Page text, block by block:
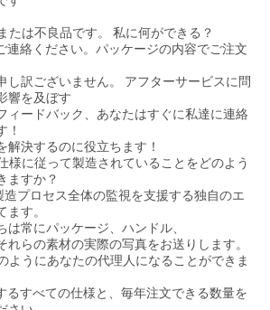
たは不良品です。
私に何ができる？
連絡ください。パッケージの内容でご注文
訳ございません。
アフターサービスに問
響を及ぼす
ィードバック、あなたはすぐに私達に連絡
！
解決するのに役立ちます！
様に従って製造されていることをどのよう
ますか？
プロセス全体の監視を支援する独自のエ
す。
は常にパッケージ、ハンドル、
れらの素材の実際の写真をお送りします。
ようにあなたの代理人になることができま
るすべての仕様と、毎年注文できる数量を